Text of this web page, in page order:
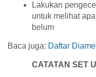
Lakukan
untuk melihat
belum
Baca juga: Daftar
CATATAN SET